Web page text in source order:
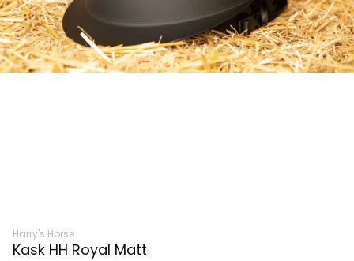
Harry's Horse
Kask HH Royal Matt